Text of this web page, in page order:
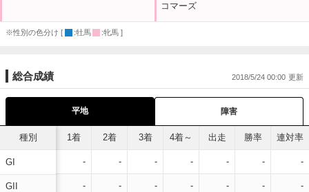
コマーズ
※性別の色分け [ :牡馬 :牝馬 ]
総合成績 2018/5/24 00:00
平地 障害
種別
GI
GII
1着 2着 3着 4着～ 出走 勝率 連対率
- - - - - - -
- - - - - - -